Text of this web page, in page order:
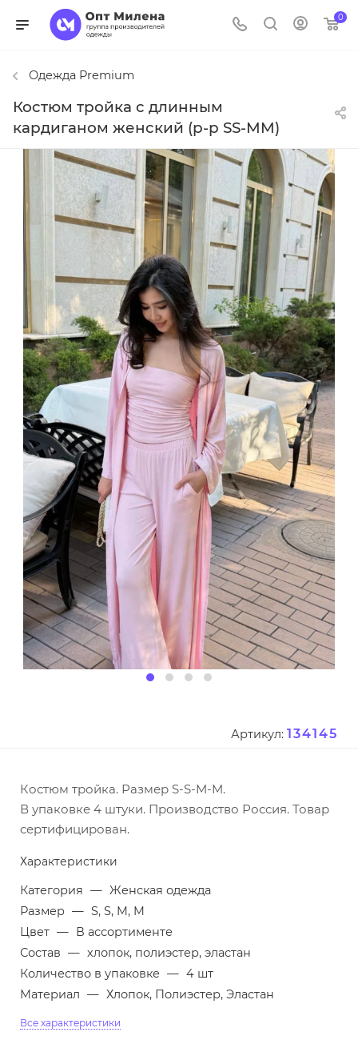
0
Одежда Premium
Костюм тройка с длинным
кардиганом женский (р-р SS-MM)
Артикул: 134145
Костюм тройка. Размер S-S-M-M.
В упаковке 4 штуки. Производство Россия. Товар
сертифицирован.
Характеристики
Категория — Женская одежда
Размер — S, S, M, M
Цвет — В ассортименте
Состав — хлопок, полиэстер, эластан
Количество в упаковке — 4 шт
Материал — Хлопок, Полиэстер, Эластан
Все характеристики